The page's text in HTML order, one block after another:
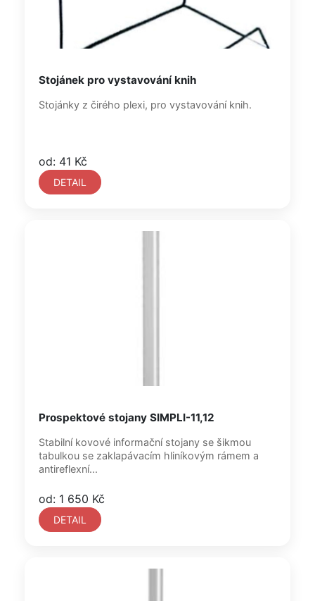
Stojánek pro vystavování knih
Stojánky z čirého plexi, pro vystavování knih.
od: 41 Kč
DETAIL
Prospektové stojany SIMPLI-11,12
Stabilní kovové informační stojany se šikmou
tabulkou se zaklapávacím hliníkovým rámem a
antireflexní...
od: 1 650 Kč
DETAIL